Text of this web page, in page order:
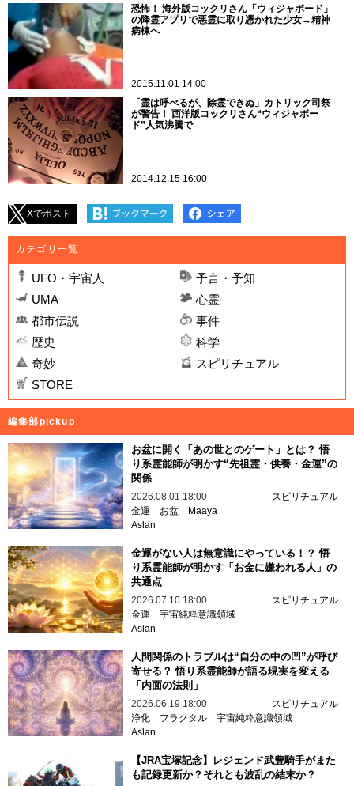
恐怖！ 海外版コックリさん「ウィジャボード」
の降霊アプリで悪霊に取り憑かれた少女→精神
病棟へ
2015.11.01 14:00
「霊は呼べるが、除霊できぬ」カトリック司祭
が警告！ 西洋版コックリさん“ウィジャボー
ド”人気沸騰で
2014.12.15 16:00
Xでポスト
カテゴリ一覧
UFO・宇宙人
予言・予知
UMA
心霊
都市伝説
事件
歴史
科学
奇妙
スピリチュアル
STORE
編集部pickup
お盆に開く「あの世とのゲート」とは？ 悟
り系霊能師が明かす“先祖霊・供養・金運”の
関係
2026.08.01 18:00
スピリチュアル
金運
お盆
Maaya
Aslan
金運がない人は無意識にやっている！？ 悟
り系霊能師が明かす「お金に嫌われる人」の
共通点
2026.07.10 18:00
スピリチュアル
金運 宇宙純粋意識領域
Aslan
人間関係のトラブルは“自分の中の凹”が呼び
寄せる？ 悟り系霊能師が語る現実を変える
「内面の法則」
2026.06.19 18:00
スピリチュアル
浄化
フラクタル 宇宙純粋意識領域
Aslan
【JRA宝塚記念】レジェンド武豊騎手がまた
も記録更新か？それとも波乱の結末か？